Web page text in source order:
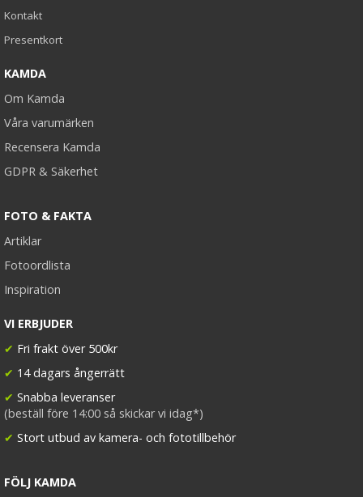
Kontakt
Presentkort
KAMDA
Om Kamda
Våra varumärken
Recensera Kamda
GDPR & Säkerhet
FOTO & FAKTA
Artiklar
Fotoordlista
Inspiration
VI ERBJUDER
✔ Fri frakt över 500kr
✔ 14 dagars ångerrätt
✔ Snabba leveranser
(beställ före 14:00 så skickar vi idag*)
✔ Stort utbud av kamera- och fototillbehör
FÖLJ KAMDA